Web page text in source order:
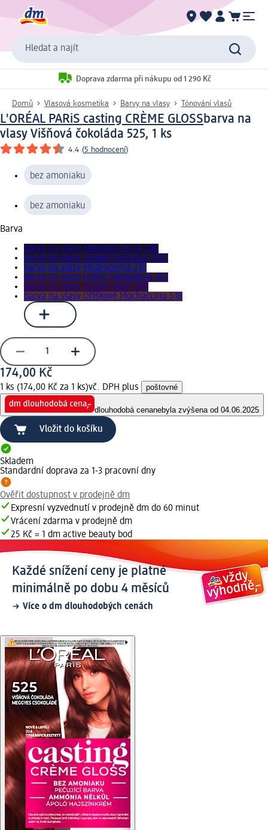
Hledat a najít
Doprava zdarma při nákupu od 1 290 Kč
Domů Vlasová kosmetika Barvy na vlasy Tónování vlasů
L'ORÉAL PARiS casting CRÈME GLOSSbarva na
vlasy Višňová čokoláda 525, 1 ks
4.4 (5 hodnocení)
bez amoniaku
bez amoniaku
Barva
barva na vlasy Ebenová černá 200
barva na vlasy Ledové espresso 3102
barva na vlasy Modročerná 210
barva na vlasy Hořká čokoládová 323
barva na vlasy Tmavá višeň 360
barva na vlasy Oříškové Mochaccino 518
174,00 Kč
1 ks (174,00 Kč za 1 ks)vč. DPH plus poštovné
dlouhodobá cenanebyla zvýšena od 04.06.2025
Vložit do košíku
Skladem
Standardní doprava za 1-3 pracovní dny
Ověřit dostupnost v prodejně dm
Expresní vyzvednutí v prodejně dm do 60 minut
Vrácení zdarma v prodejně dm
25 Kč = 1 dm active beauty bod
Každé snížení ceny je platné
minimálně po dobu 4 měsíců
Více o dm dlouhodobých cenách